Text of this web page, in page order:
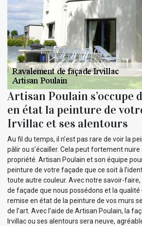
Artisan Poulain s’occupe
en état la peinture de
Irvillac et ses alentours
Au fil du temps, il n’est pas rare de voir la
pâlir ou s’écailler. Cela peut fortement
propriété. Artisan Poulain et son équipe
peinture de votre façade que ce soit à
toute autre couleur. Avec notre savoir-
de façade que nous possédons et la qualité
remise en état de la peinture de vos murs
de l’art. Avec l’aide de Artisan Poulain, la
Irvillac ou ses alentours sera neuve,